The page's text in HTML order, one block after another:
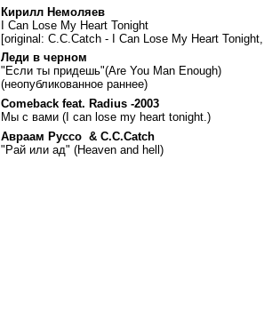
Кирилл Немоляев
I Can Lose My Heart Tonight
[original: C.C.Catch - I Can Lose My Heart
Леди в черном
"Если ты придешь"(Are You Man Enough)
(неопубликованное раннее)
Comeback feat. Radius -2003
Мы с вами (I can lose my heart tonight.)
Авраам Руссо & C.C.Catch
"Рай или ад" (Heaven and hell)